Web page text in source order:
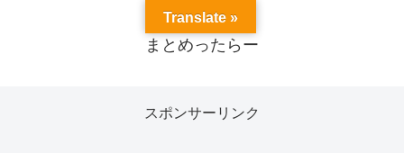
まとめったらー
スポンサーリンク
Translate »